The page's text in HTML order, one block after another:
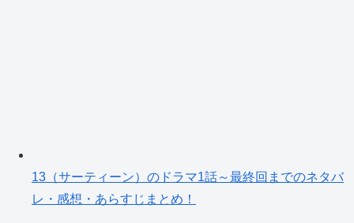
13（サーティーン）のドラマ1話～最終回までのネタバ
レ・感想・あらすじまとめ！